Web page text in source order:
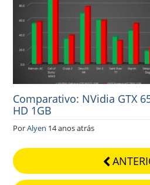
Comparativo: NVidia GTX
HD 1GB
PorAlyen 14 anos atrás